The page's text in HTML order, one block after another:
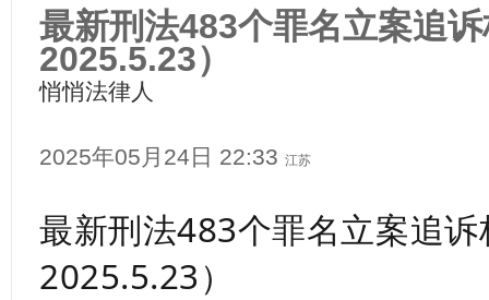
最新刑法483个罪名立案追
2025.5.23）
悄悄法律人
2025年05月24日 22:33 江苏
最新刑法483个罪名立案追
2025.5.23）